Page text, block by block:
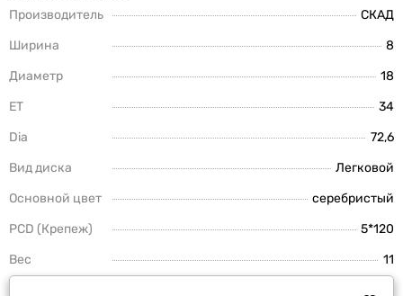
Производитель
СКАД
Ширина
8
Диаметр
18
ET
34
Dia
72,6
Вид диска
Легковой
Основной цвет
серебристый
PCD (Крепеж)
5*120
Вес
11